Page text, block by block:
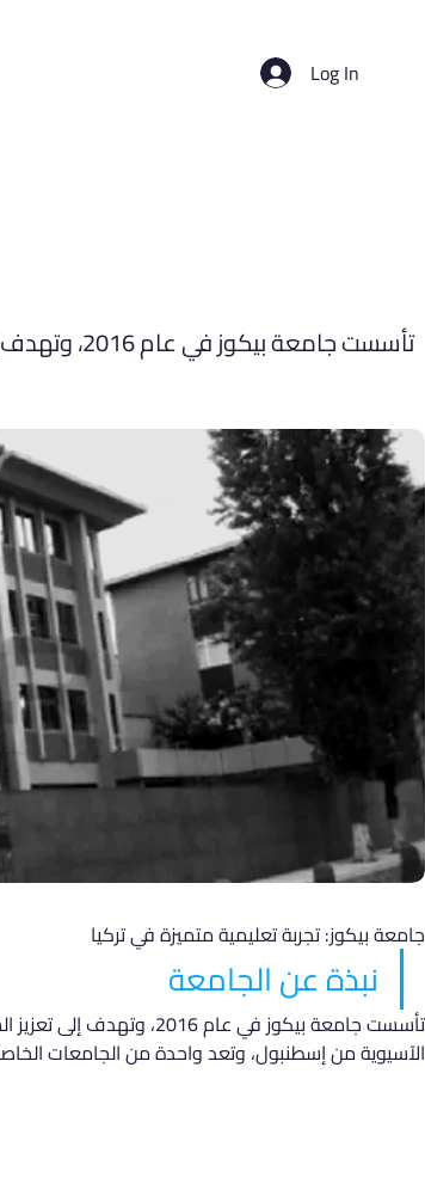
Log In
تأسست جامعة بيكوز في عام 2016، وتهدف إلى تعزيز المجالات اللوجستية والموارد البشرية في المجتمع التركي والعالمي.
جامعة بيكوز: تجربة تعليمية متميزة في تركيا
نبذة عن الجامعة
تأسست جامعة بيكوز في
الآسيوية من إسطنبول، وتعد واحدة من الجامعات